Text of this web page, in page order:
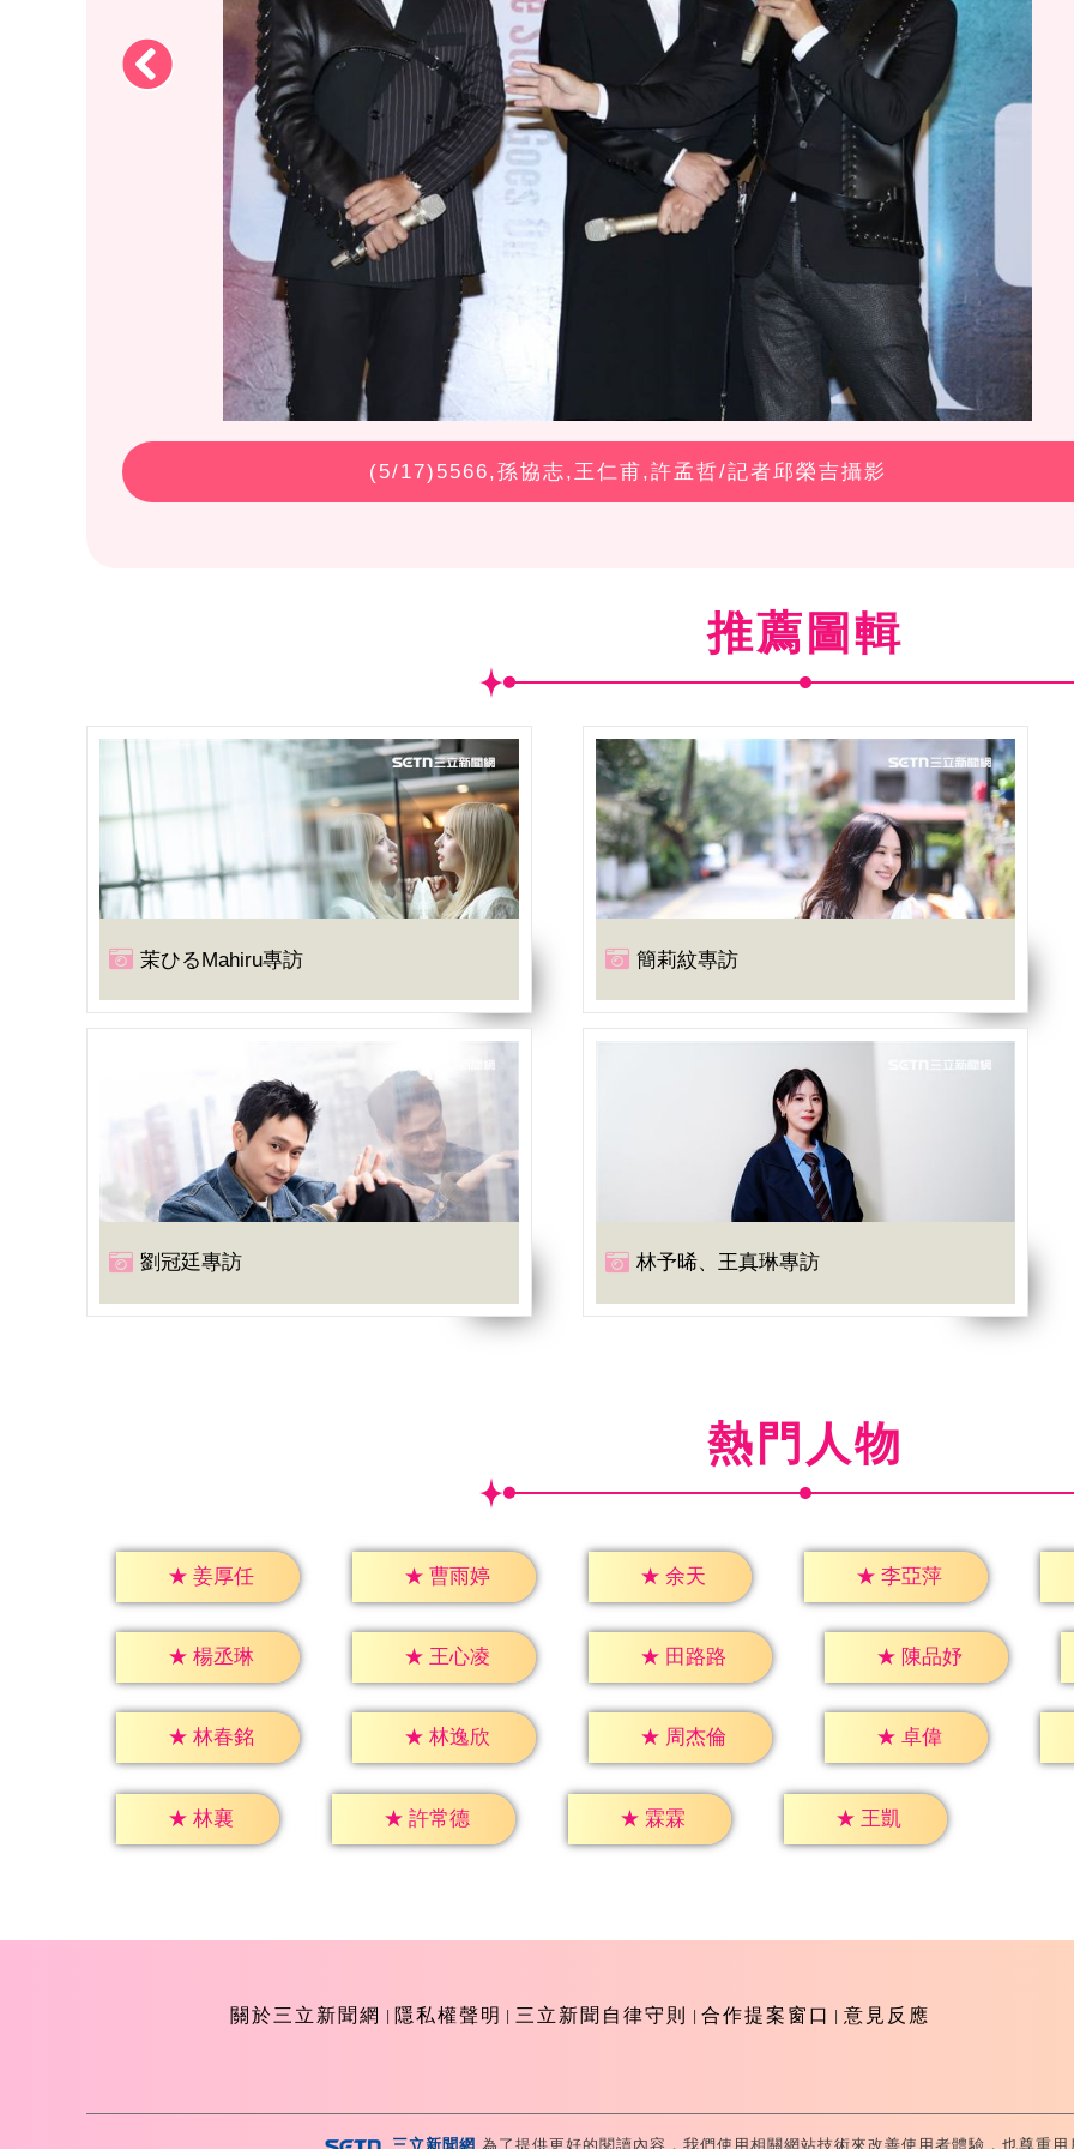
(5/17)5566,孫協志,王仁甫,許孟哲/記者邱榮吉攝影
推薦圖輯
茉ひるMahiru專訪 簡莉紋專訪
劉冠廷專訪 林予晞、王真琳專訪
熱門人物
★ 姜厚任 ★ 曹雨婷 ★ 余天 ★ 李亞萍
★ 楊丞琳 ★ 王心凌 ★ 田路路 ★ 陳品妤
★ 林春銘 ★ 林逸欣 ★ 周杰倫 ★ 卓偉
★ 林襄 ★ 許常德 ★ 霖霖 ★ 王凱
關於三立新聞網 隱私權聲明 三立新聞自律守則 合作提案窗口 意見反應
三立新聞網 為了提供更好的閱讀內容，我們使用相關網站技術來改善使用者體驗，也尊重